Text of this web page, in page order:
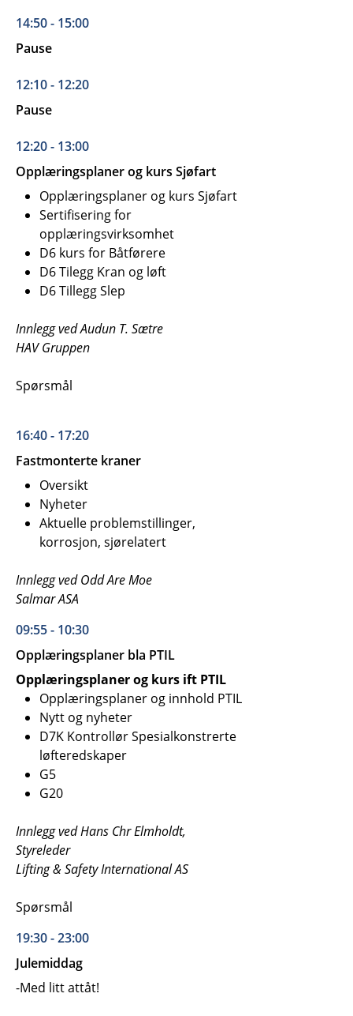
14:50 - 15:00
Pause
12:10 - 12:20
Pause
12:20 - 13:00
Opplæringsplaner og kurs Sjøfart
Opplæringsplaner og kurs Sjøfart
Sertifisering for
opplæringsvirksomhet
D6 kurs for Båtførere
D6 Tilegg Kran og løft
D6 Tillegg Slep
Innlegg ved Audun T. Sætre
HAV Gruppen
Spørsmål
16:40 - 17:20
Fastmonterte kraner
Oversikt
Nyheter
Aktuelle problemstillinger,
korrosjon, sjørelatert
Innlegg ved Odd Are Moe
Salmar ASA
09:55 - 10:30
Opplæringsplaner bla PTIL
Opplæringsplaner og kurs ift PTIL
Opplæringsplaner og innhold PTIL
Nytt og nyheter
D7K Kontrollør Spesialkonstrerte
løfteredskaper
G5
G20
Innlegg ved Hans Chr Elmholdt,
Styreleder
Lifting & Safety International AS
Spørsmål
19:30 - 23:00
Julemiddag
-Med litt attåt!